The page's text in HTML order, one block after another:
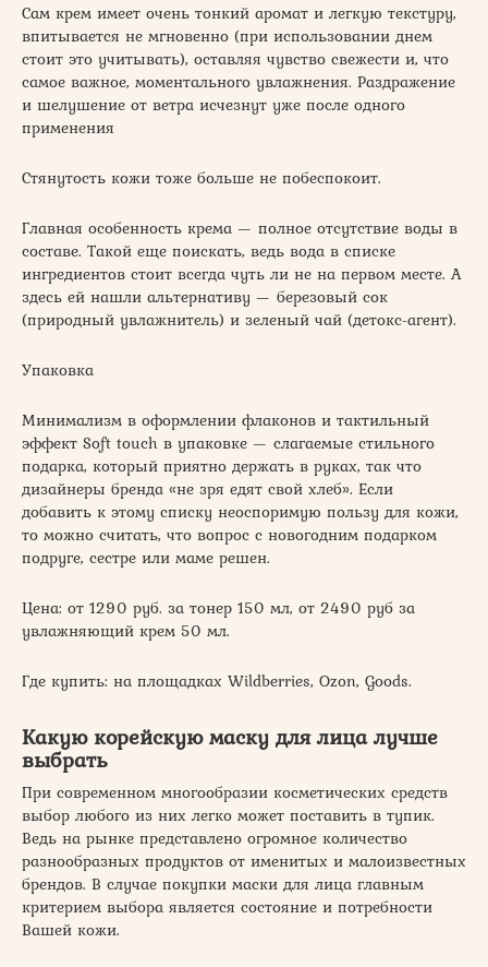
Сам крем имеет очень тонкий аромат и легкую текстуру,
впитывается не мгновенно (при использовании днем
стоит это учитывать), оставляя чувство свежести и, что
самое важное, моментального увлажнения. Раздражение
и шелушение от ветра исчезнут уже после одного
применения
Стянутость кожи тоже больше не побеспокоит.
Главная особенность крема — полное отсутствие воды в
составе. Такой еще поискать, ведь вода в списке
ингредиентов стоит всегда чуть ли не на первом месте. А
здесь ей нашли альтернативу — березовый сок
(природный увлажнитель) и зеленый чай (детокс-агент).
Упаковка
Минимализм в оформлении флаконов и тактильный
эффект Soft touch в упаковке — слагаемые стильного
подарка, который приятно держать в руках, так что
дизайнеры бренда «не зря едят свой хлеб». Если
добавить к этому списку неоспоримую пользу для кожи,
то можно считать, что вопрос с новогодним подарком
подруге, сестре или маме решен.
Цена: от 1290 руб. за тонер 150 мл, от 2490 руб за
увлажняющий крем 50 мл.
Где купить: на площадках Wildberries, Ozon, Goods.
Какую корейскую маску для лица лучше
выбрать
При современном многообразии косметических средств
выбор любого из них легко может поставить в тупик.
Ведь на рынке представлено огромное количество
разнообразных продуктов от именитых и малоизвестных
брендов. В случае покупки маски для лица главным
критерием выбора является состояние и потребности
Вашей кожи.